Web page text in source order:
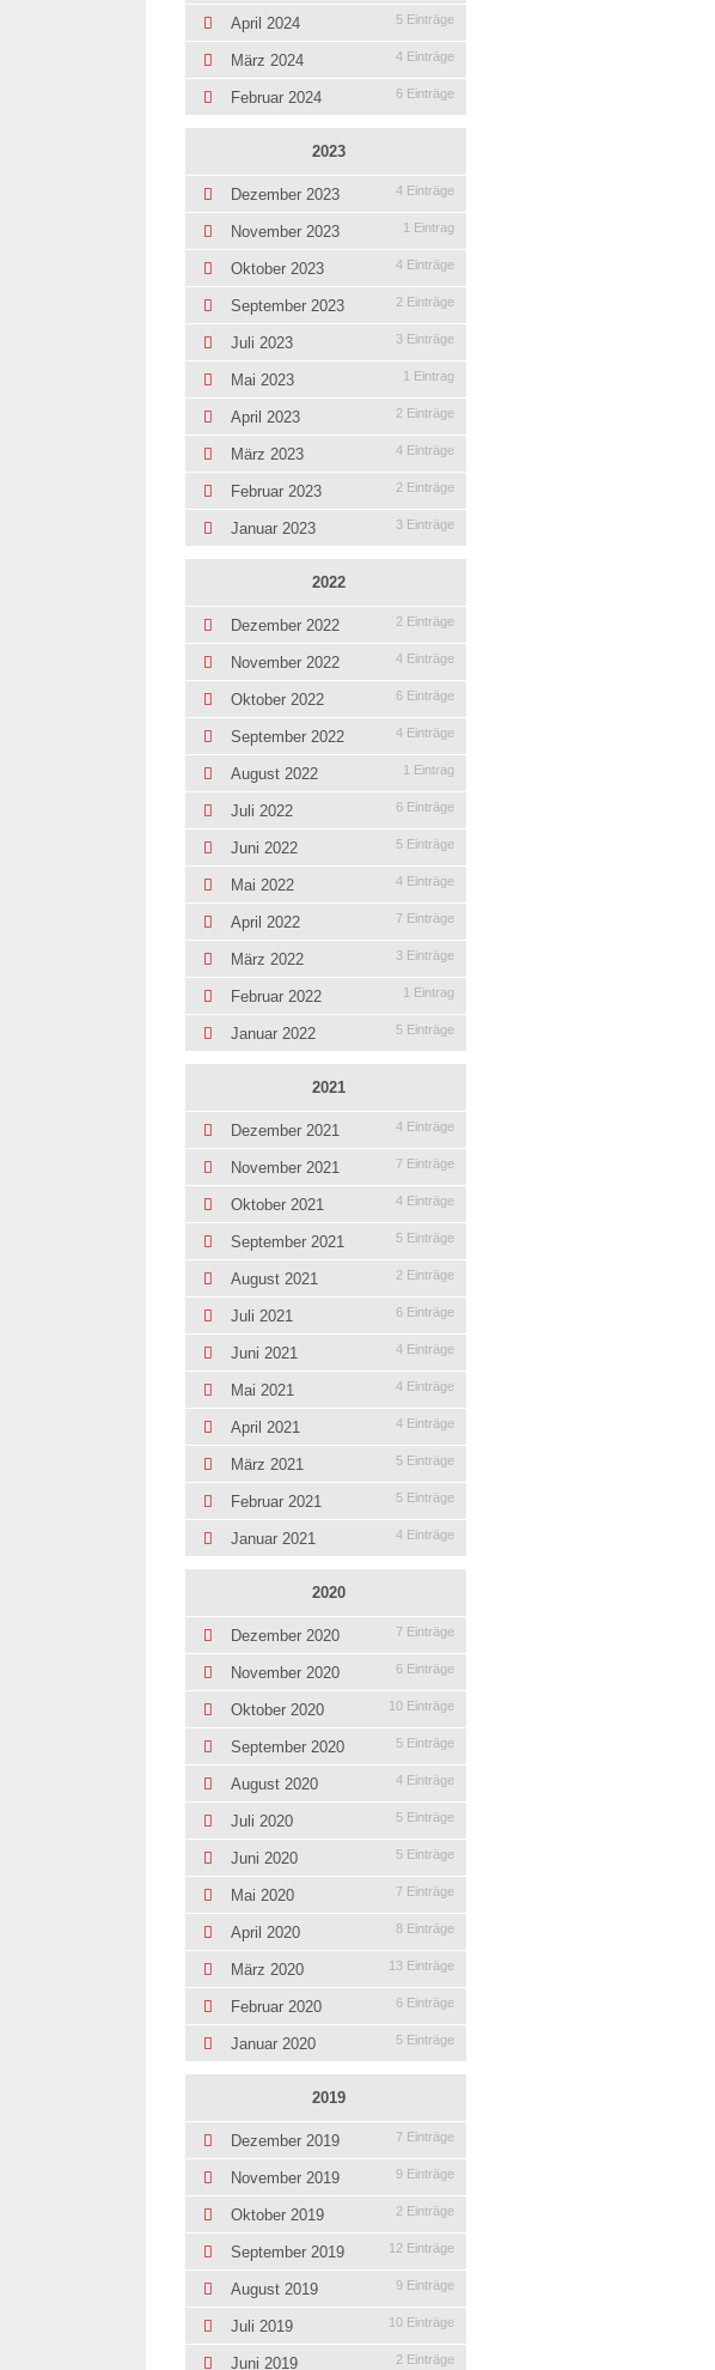
April 2024 5 Einträge
März 2024 4 Einträge
Februar 2024 6 Einträge
2023
Dezember 2023 4 Einträge
November 2023 1 Eintrag
Oktober 2023 4 Einträge
September 2023 2 Einträge
Juli 2023 3 Einträge
Mai 2023 1 Eintrag
April 2023 2 Einträge
März 2023 4 Einträge
Februar 2023 2 Einträge
Januar 2023 3 Einträge
2022
Dezember 2022 2 Einträge
November 2022 4 Einträge
Oktober 2022 6 Einträge
September 2022 4 Einträge
August 2022 1 Eintrag
Juli 2022 6 Einträge
Juni 2022 5 Einträge
Mai 2022 4 Einträge
April 2022 7 Einträge
März 2022 3 Einträge
Februar 2022 1 Eintrag
Januar 2022 5 Einträge
2021
Dezember 2021 4 Einträge
November 2021 7 Einträge
Oktober 2021 4 Einträge
September 2021 5 Einträge
August 2021 2 Einträge
Juli 2021 6 Einträge
Juni 2021 4 Einträge
Mai 2021 4 Einträge
April 2021 4 Einträge
März 2021 5 Einträge
Februar 2021 5 Einträge
Januar 2021 4 Einträge
2020
Dezember 2020 7 Einträge
November 2020 6 Einträge
Oktober 2020 10 Einträge
September 2020 5 Einträge
August 2020 4 Einträge
Juli 2020 5 Einträge
Juni 2020 5 Einträge
Mai 2020 7 Einträge
April 2020 8 Einträge
März 2020 13 Einträge
Februar 2020 6 Einträge
Januar 2020 5 Einträge
2019
Dezember 2019 7 Einträge
November 2019 9 Einträge
Oktober 2019 2 Einträge
September 2019 12 Einträge
August 2019 9 Einträge
Juli 2019 10 Einträge
Juni 2019 2 Einträge